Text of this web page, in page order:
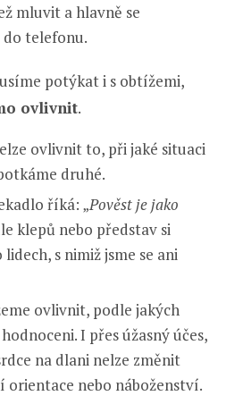
mluvit a hlavně se
telefonu.
potýkat i s obtížemi,
ovlivnit.
ovlivnit to, při jaké situaci
druhé.
říká: „Pověst je jako
klepů nebo představ si
s nimiž jsme se ani
ovlivnit, podle jakých
I přes úžasný účes,
na dlani nelze změnit
orientace nebo náboženství.